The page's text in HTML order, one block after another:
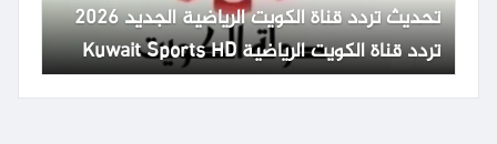
تحديث تردد قناة الكويت الرياضية الجديد 2026
تردد قناة الكويت الرياضية Kuwait Sports HD
65